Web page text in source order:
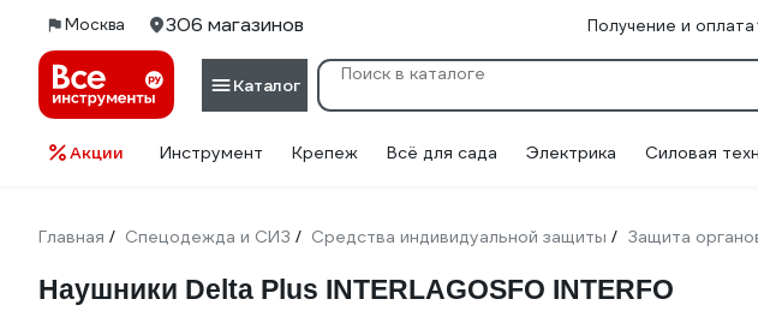
Москва 306 магазинов Получение и оплата
Каталог
Акции Инструмент Крепеж Всё для сада Электрика Силовая
Главная / Спецодежда и СИЗ / Средства индивидуальной защиты / Защита
Наушники Delta Plus INTERLAGOSFO INTERFO